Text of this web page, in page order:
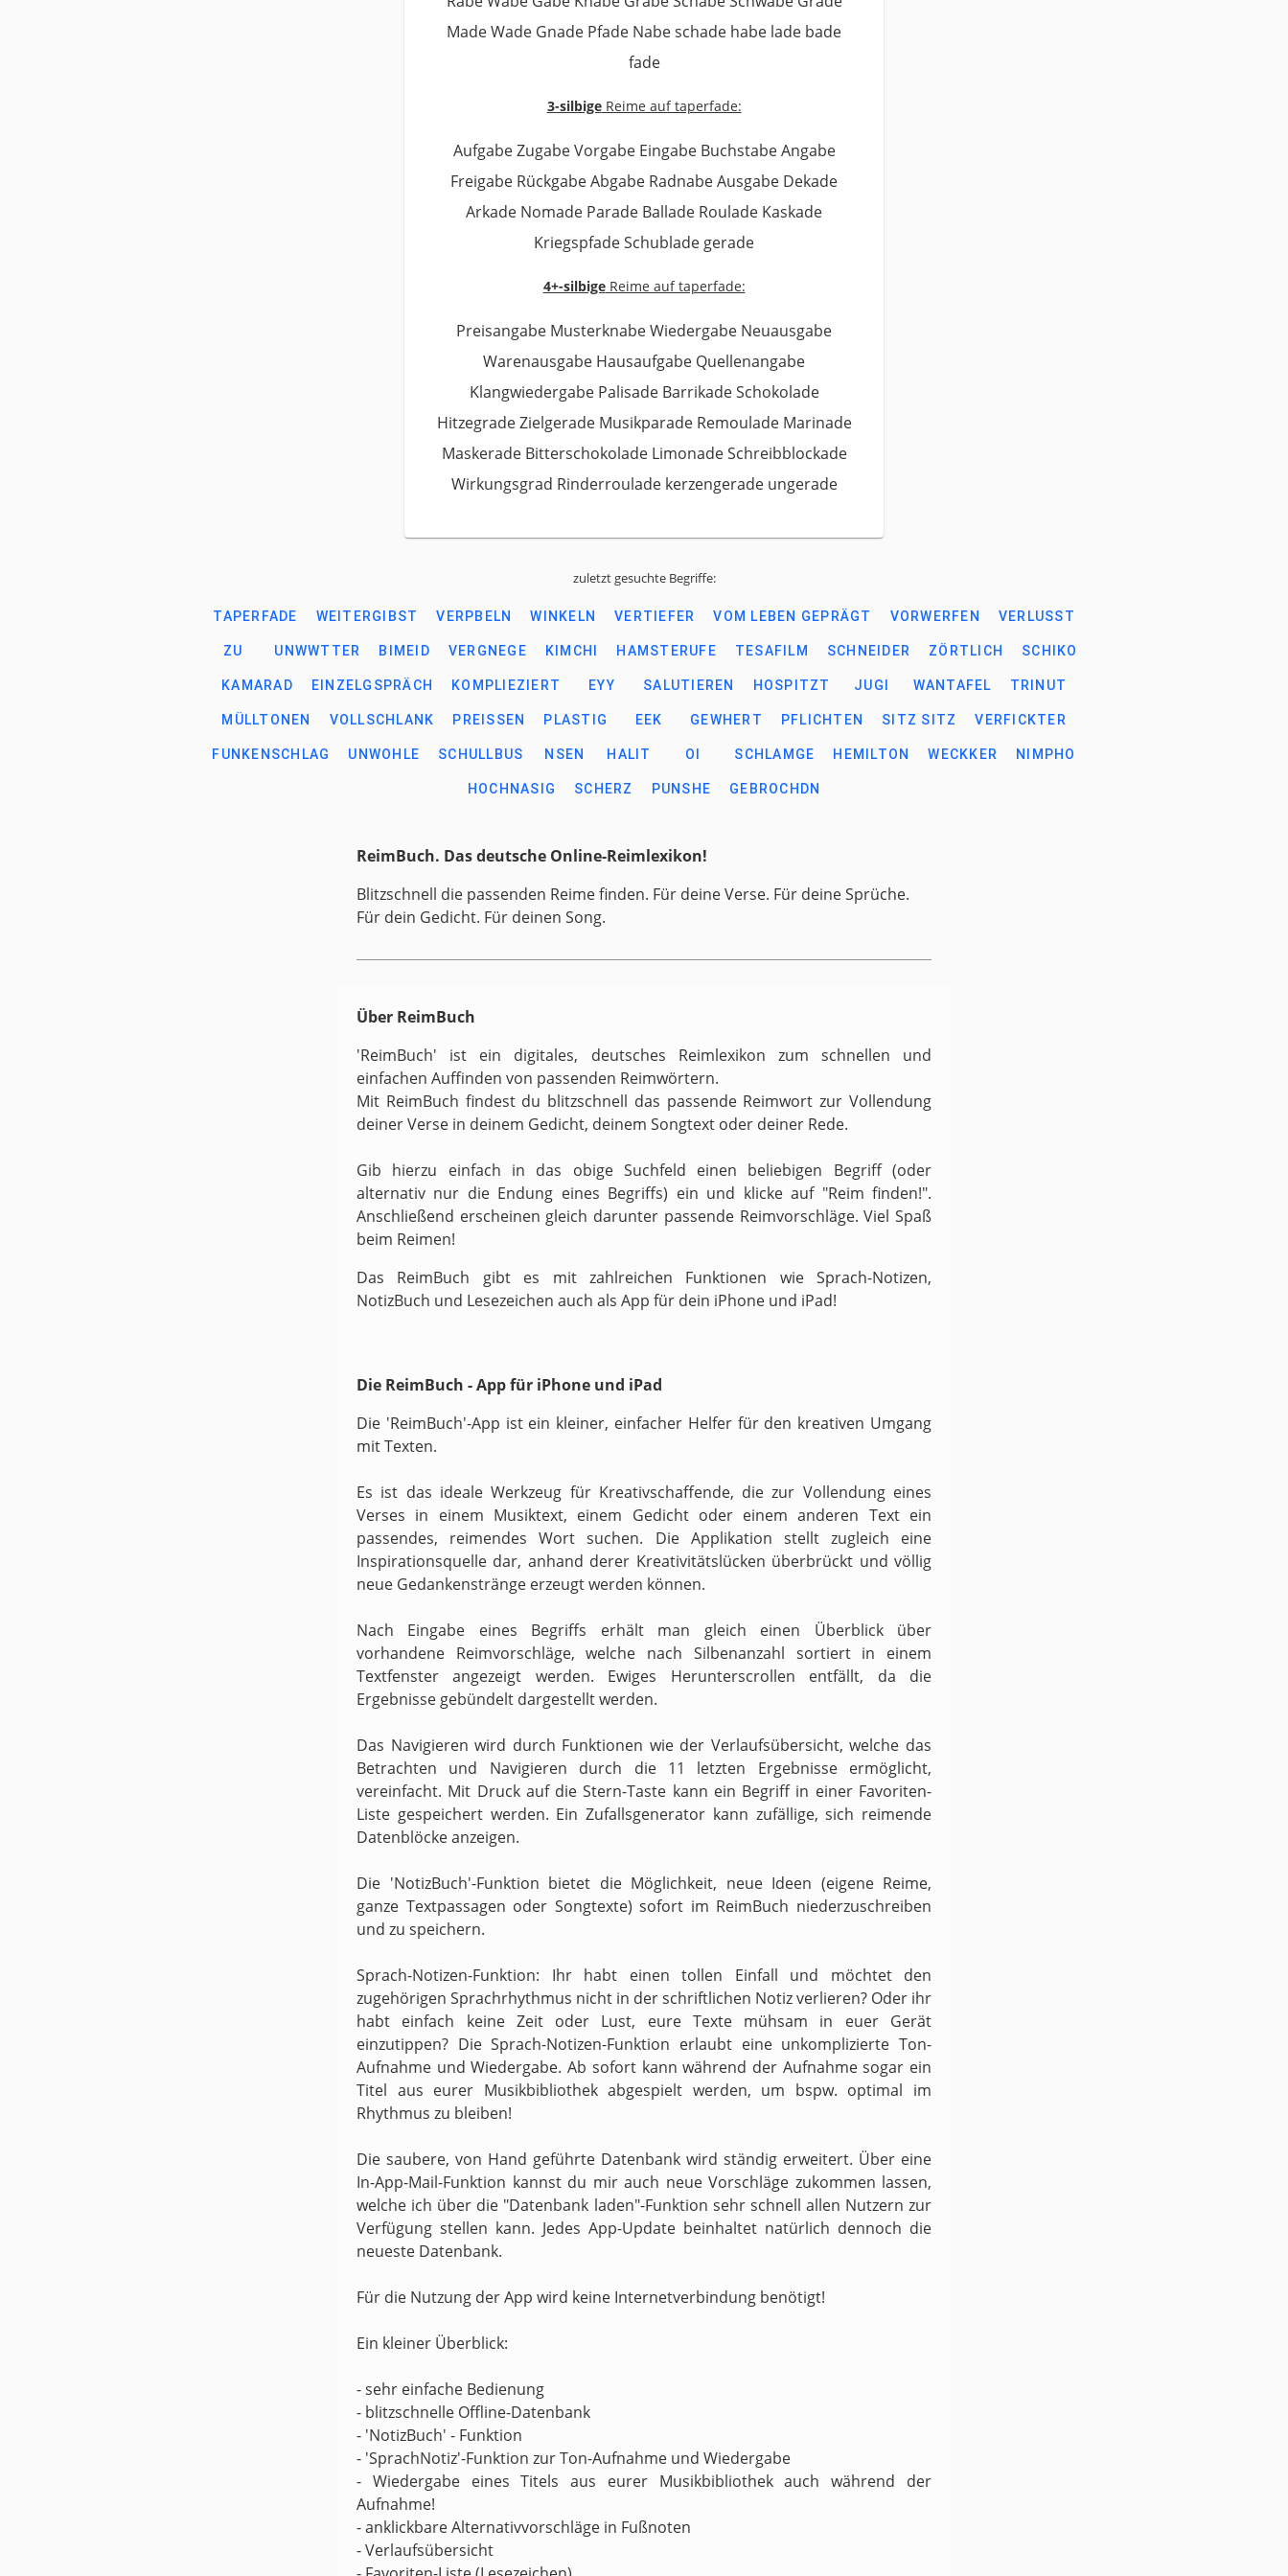
Made Wade Gnade Pfade Nabe schade habe lade bade
fade
3-silbigeReime auf taperfade:
Aufgabe Zugabe Vorgabe Eingabe Buchstabe Angabe
Freigabe Rückgabe Abgabe Radnabe Ausgabe Dekade
Arkade Nomade Parade Ballade Roulade Kaskade
Kriegspfade Schublade gerade
4+-silbigeReime auf taperfade:
Preisangabe Musterknabe Wiedergabe Neuausgabe
Warenausgabe Hausaufgabe Quellenangabe
Klangwiedergabe Palisade Barrikade Schokolade
Hitzegrade Zielgerade Musikparade Remoulade Marinade
Maskerade Bitterschokolade Limonade Schreibblockade
Wirkungsgrad Rinderroulade kerzengerade ungerade
zuletzt gesuchte Begriffe:
TAPERFADE WEITERGIBST VERPBELN WINKELN VERTIEFER VOM LEBEN GEPRÄGT VORWERFEN VERLUSST
ZU UNWWTTER BIMEID VERGNEGE KIMCHI HAMSTERUFE TESAFILM SCHNEIDER ZÖRTLICH SCHIKO
KAMARAD EINZELGSPRÄCH KOMPLIEZIERT EYY SALUTIEREN HOSPITZT JUGI WANTAFEL TRINUT
MÜLLTONEN VOLLSCHLANK PREISSEN PLASTIG EEK GEWHERT PFLICHTEN SITZ SITZ VERFICKTER
FUNKENSCHLAG UNWOHLE SCHULLBUS NSEN HALIT OI SCHLAMGE HEMILTON WECKKER NIMPHO
HOCHNASIG SCHERZ PUNSHE GEBROCHDN
ReimBuch. Das deutsche Online-Reimlexikon!
Blitzschnell die passenden Reime finden. Für deine Verse. Für deine Sprüche.
Für dein Gedicht. Für deinen Song.
Über ReimBuch
'ReimBuch' ist ein digitales, deutsches Reimlexikon zum schnellen und
einfachen Auffinden von passenden Reimwörtern.
Mit ReimBuch findest du blitzschnell das passende Reimwort zur Vollendung
deiner Verse in deinem Gedicht, deinem Songtext oder deiner Rede.
Gib hierzu einfach in das obige Suchfeld einen beliebigen Begriff (oder
alternativ nur die Endung eines Begriffs) ein und klicke auf "Reim finden!".
Anschließend erscheinen gleich darunter passende Reimvorschläge. Viel Spaß
beim Reimen!
Das ReimBuch gibt es mit zahlreichen Funktionen wie Sprach-Notizen,
NotizBuch und Lesezeichen auch als App für dein iPhone und iPad!
Die ReimBuch - App für iPhone und iPad
Die 'ReimBuch'-App ist ein kleiner, einfacher Helfer für den kreativen Umgang
mit Texten.
Es ist das ideale Werkzeug für Kreativschaffende, die zur Vollendung eines
Verses in einem Musiktext, einem Gedicht oder einem anderen Text ein
passendes, reimendes Wort suchen. Die Applikation stellt zugleich eine
Inspirationsquelle dar, anhand derer Kreativitätslücken überbrückt und völlig
neue Gedankenstränge erzeugt werden können.
Nach Eingabe eines Begriffs erhält man gleich einen Überblick über
vorhandene Reimvorschläge, welche nach Silbenanzahl sortiert in einem
Textfenster angezeigt werden. Ewiges Herunterscrollen entfällt, da die
Ergebnisse gebündelt dargestellt werden.
Das Navigieren wird durch Funktionen wie der Verlaufsübersicht, welche das
Betrachten und Navigieren durch die 11 letzten Ergebnisse ermöglicht,
vereinfacht. Mit Druck auf die Stern-Taste kann ein Begriff in einer Favoriten-
Liste gespeichert werden. Ein Zufallsgenerator kann zufällige, sich reimende
Datenblöcke anzeigen.
Die 'NotizBuch'-Funktion bietet die Möglichkeit, neue Ideen (eigene Reime,
ganze Textpassagen oder Songtexte) sofort im ReimBuch niederzuschreiben
und zu speichern.
Sprach-Notizen-Funktion: Ihr habt einen tollen Einfall und möchtet den
zugehörigen Sprachrhythmus nicht in der schriftlichen Notiz verlieren? Oder ihr
habt einfach keine Zeit oder Lust, eure Texte mühsam in euer Gerät
einzutippen? Die Sprach-Notizen-Funktion erlaubt eine unkomplizierte Ton-
Aufnahme und Wiedergabe. Ab sofort kann während der Aufnahme sogar ein
Titel aus eurer Musikbibliothek abgespielt werden, um bspw. optimal im
Rhythmus zu bleiben!
Die saubere, von Hand geführte Datenbank wird ständig erweitert. Über eine
In-App-Mail-Funktion kannst du mir auch neue Vorschläge zukommen lassen,
welche ich über die "Datenbank laden"-Funktion sehr schnell allen Nutzern zur
Verfügung stellen kann. Jedes App-Update beinhaltet natürlich dennoch die
neueste Datenbank.
Für die Nutzung der App wird keine Internetverbindung benötigt!
Ein kleiner Überblick:
- sehr einfache Bedienung
- blitzschnelle Offline-Datenbank
- 'NotizBuch' - Funktion
- 'SprachNotiz'-Funktion zur Ton-Aufnahme und Wiedergabe
- Wiedergabe eines Titels aus eurer Musikbibliothek auch während der
Aufnahme!
- anklickbare Alternativvorschläge in Fußnoten
- Verlaufsübersicht